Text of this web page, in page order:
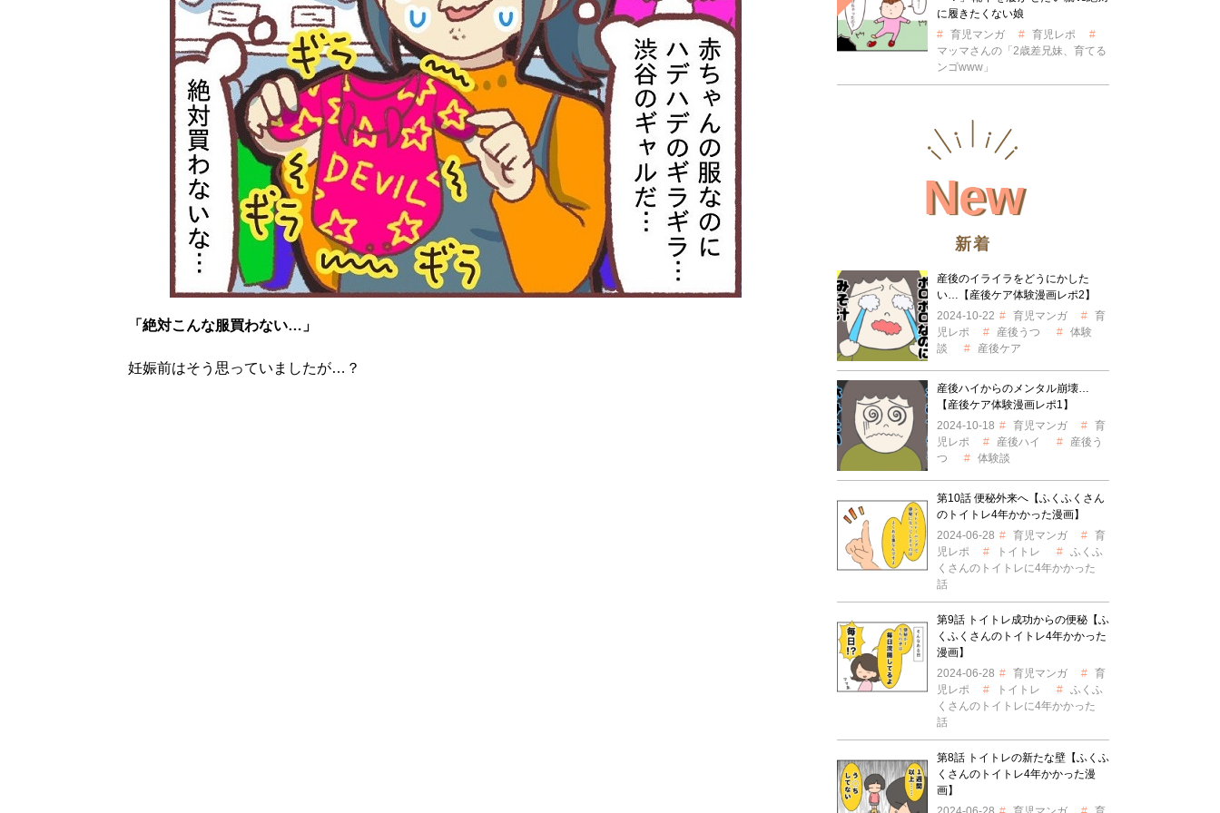
「絶対こんな服買わない…」
妊娠前はそう思っていましたが…？
に履きたくない娘
育児マンガ
育児レポ
マッマさんの「2歳差兄妹、育てる
ンゴwww」
New
新着
産後のイライラをどうにかした
い…【産後ケア体験漫画レポ2】
2024-10-22
育児マンガ
育
児レポ
産後うつ
体験
談
産後ケア
産後ハイからのメンタル崩壊…
【産後ケア体験漫画レポ1】
2024-10-18
育児マンガ
育
児レポ
産後ハイ
産後う
つ
体験談
第10話 便秘外来へ【ふくふくさん
のトイトレ4年かかった漫画】
2024-06-28
育児マンガ
育
児レポ
トイトレ
ふくふ
くさんのトイトレに4年かかった
話
第9話 トイトレ成功からの便秘【ふ
くふくさんのトイトレ4年かかった
漫画】
2024-06-28
育児マンガ
育
児レポ
トイトレ
ふくふ
くさんのトイトレに4年かかった
話
第8話 トイトレの新たな壁【ふくふ
くさんのトイトレ4年かかった漫
画】